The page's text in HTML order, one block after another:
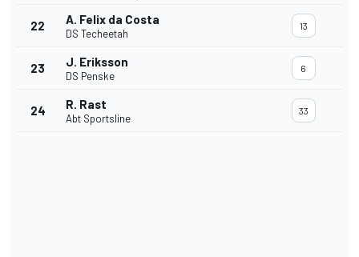
22 A. Felix da Costa
DS Techeetah
13
23 J. Eriksson
DS Penske
6
24 R. Rast
Abt Sportsline
33